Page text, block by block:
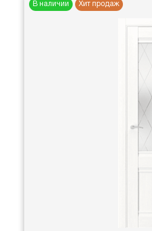
В наличии Хит продаж